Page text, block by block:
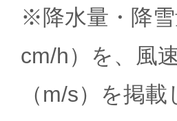
※降水量・降
cm/h）を、風
（m/s）を掲載